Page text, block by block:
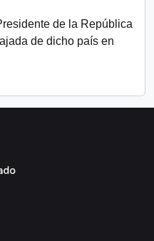
de la República
de dicho país en